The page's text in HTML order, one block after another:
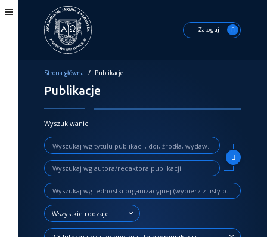
Zaloguj
Strona główna / Publikacje
Publikacje
Wyszukiwanie
Wszystkie rodzaje